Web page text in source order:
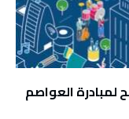
لمبادرة العواصم